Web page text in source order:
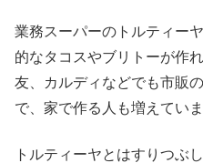
業務スーパーのトルティー
的なタコスやブリトーが作
友、カルディなどでも市販
で、家で作る人も増えていま
トルティーヤとはすりつぶ